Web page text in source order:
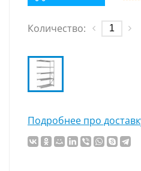
Количество:
Подробнее про